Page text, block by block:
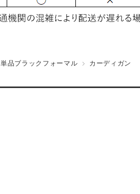
単品ブラックフォーマル カーディガン